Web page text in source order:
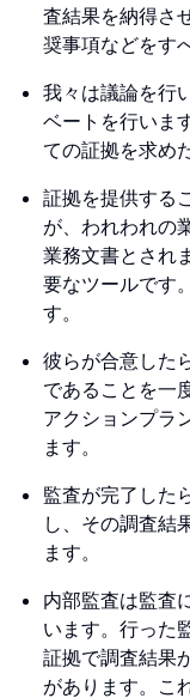
査結果を納得さ
奨事項などをす
我々は議論を行
ベートを行いま
ての証拠を求め
証拠を提供する
が、われわれの
業務文書とされ
要なツールです
す。
彼らが合意した
であることを一
アクションプラ
ます。
監査が完了した
し、その調査結
ます。
内部監査は監査
います。行った
証拠で調査結果
があります。こ